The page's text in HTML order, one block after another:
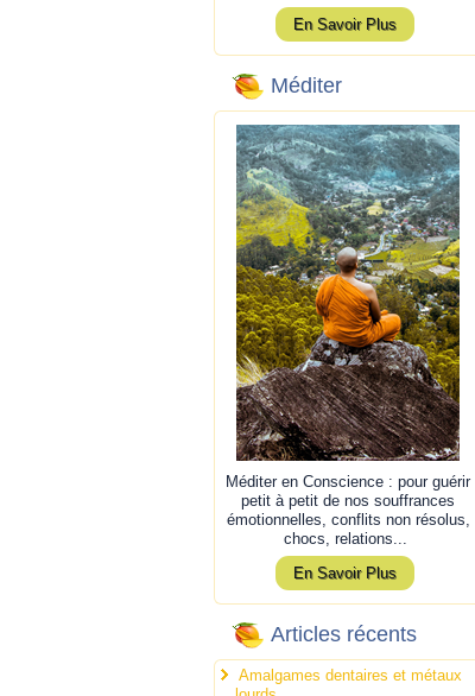
En Savoir Plus
Méditer
Méditer en Conscience : pour guérir
petit à petit de nos souffrances
émotionnelles, conflits non résolus,
chocs, relations...
En Savoir Plus
Articles récents
Amalgames dentaires et métaux